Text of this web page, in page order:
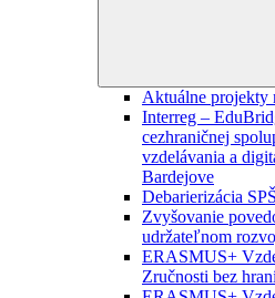
Aktuálne projekty
Interreg –
cezhraničnej
vzdelávania a
Bardejove
Debarierizácia
Zvyšovanie
udržateľnom
ERASMUS+
Zručnosti bez